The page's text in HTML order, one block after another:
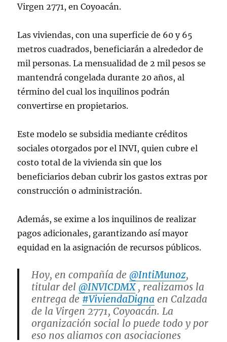
Virgen 2771, en Coyoacán.
Las viviendas, con una superficie de 60 y 65
metros cuadrados, beneficiarán a alrededor de
mil personas. La mensualidad de 2 mil pesos se
mantendrá congelada durante 20 años, al
término del cual los inquilinos podrán
convertirse en propietarios.
Este modelo se subsidia mediante créditos
sociales otorgados por el INVI, quien cubre el
costo total de la vivienda sin que los
beneficiarios deban cubrir los gastos extras por
construcción o administración.
Además, se exime a los inquilinos de realizar
pagos adicionales, garantizando así mayor
equidad en la asignación de recursos públicos.
Hoy, en compañía de@IntiMunoz,
titular del@INVICDMX, realizamos la
entrega de #ViviendaDigna en Calzada
de la Virgen 2771, Coyoacán. La
organización social lo puede todo y por
eso nos aliamos con asociaciones